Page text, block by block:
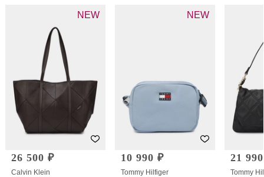
NEW
26 500 ₽
Calvin Klein
NEW
10 990 ₽
Tommy Hilfiger
21
Tommy